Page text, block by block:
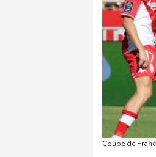
Coupe de